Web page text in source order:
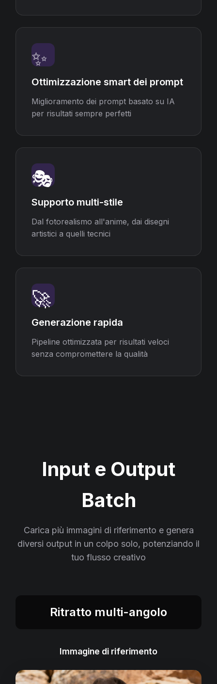
✨
Ottimizzazione smart dei prompt
Miglioramento dei prompt basato su IA
per risultati sempre perfetti
🎭
Supporto multi-stile
Dal fotorealismo all'anime, dai disegni
artistici a quelli tecnici
🚀
Generazione rapida
Pipeline ottimizzata per risultati veloci
senza compromettere la qualità
Input e Output
Batch
Carica più immagini di riferimento e genera
diversi output in un colpo solo, potenziando il
tuo flusso creativo
Ritratto multi-angolo
Immagine di riferimento